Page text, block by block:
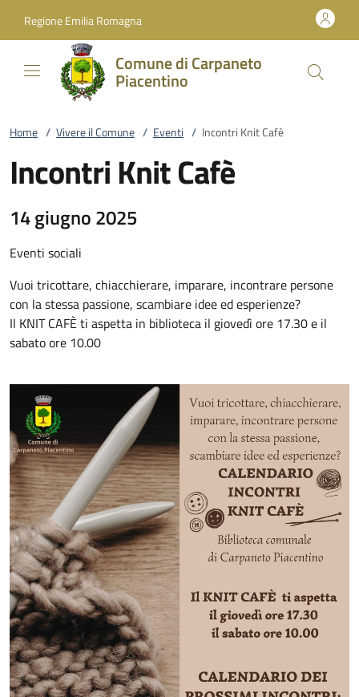
Regione Emilia Romagna
Comune di Carpaneto
Piacentino
Home / Vivere il Comune / Eventi / Incontri Knit Cafè
Incontri Knit Cafè
14 giugno 2025
Eventi sociali
Vuoi tricottare, chiacchierare, imparare, incontrare persone
con la stessa passione, scambiare idee ed esperienze?
Il KNIT CAFÈ ti aspetta in biblioteca il giovedì ore 17.30 e il
sabato ore 10.00